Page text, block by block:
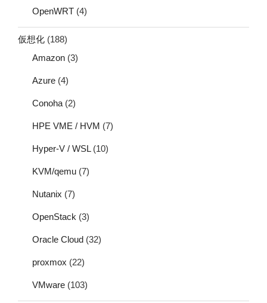
OpenWRT (4)
仮想化 (188)
Amazon (3)
Azure (4)
Conoha (2)
HPE VME / HVM (7)
Hyper-V / WSL(10)
KVM/qemu (7)
Nutanix (7)
OpenStack (3)
Oracle Cloud (32)
proxmox (22)
VMware (103)